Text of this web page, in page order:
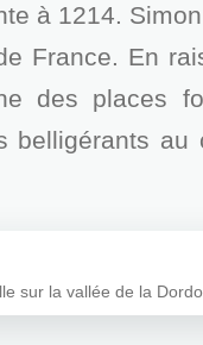
à 1214.
France. En
des places
belligérants
sur la vallée de la